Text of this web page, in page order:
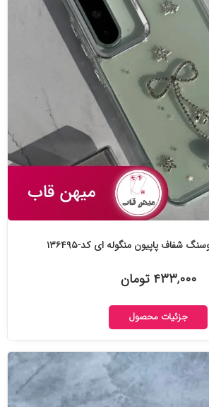
شفاف پاپیون منگوله ای کد-۱۳۶۴۹۵
۴۳۳,۰۰۰ تومان
جزئیات محصول